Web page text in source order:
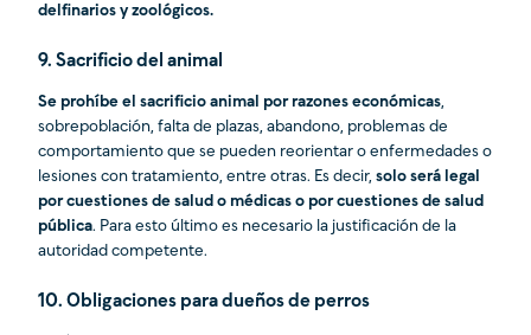
delfinarios y zoológicos.
9. Sacrificio del animal
Se prohíbe el sacrificio animal por razones económicas,
sobrepoblación, falta de plazas, abandono, problemas de
comportamiento que se pueden reorientar o enfermedades o
lesiones con tratamiento, entre otras. Es decir, solo será legal
por cuestiones de salud o médicas o por cuestiones de salud
pública. Para esto último es necesario la justificación de la
autoridad competente.
10. Obligaciones para dueños de perros